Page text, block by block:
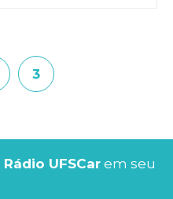
3
Rádio UFSCar em seu